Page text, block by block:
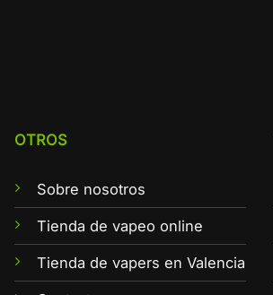
OTROS
Sobre nosotros
Tienda de vapeo online
Tienda de vapers en Valencia